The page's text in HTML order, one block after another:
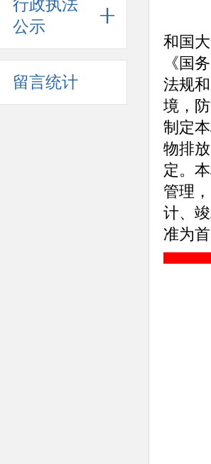
行政执法
公示
留言统计
和国
《国
法规
境，
制定
物排
定。
管理
计、
准为